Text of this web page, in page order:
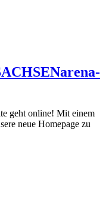
geht online! Mit einem
neue Homepage zu